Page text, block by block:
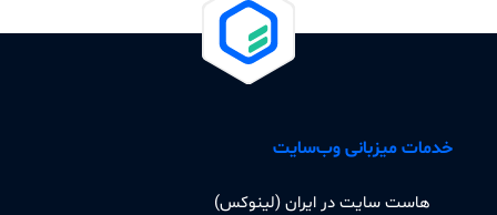
خدمات میزبانی وب‌سایت
هاست سایت در ایران (لینوکس)